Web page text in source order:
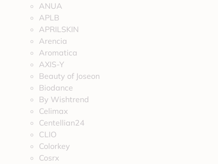
ANUA
APLB
APRILSKIN
Arencia
Aromatica
AXIS-Y
Beauty of Joseon
Biodance
By Wishtrend
Celimax
Centellian24
CLIO
Colorkey
Cosrx